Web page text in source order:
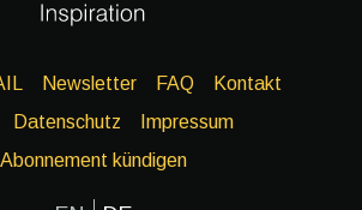
Newsletter FAQ
Kontakt
Datenschutz
Impressum
Abonnement kündigen